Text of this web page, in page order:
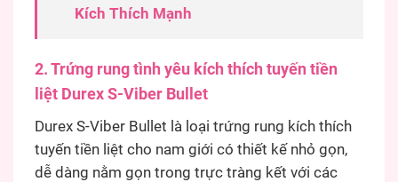
Kích Thích Mạnh
2. Trứng rung tình yêu kích thích tuyến tiền
liệt Durex S-Viber Bullet
Durex S-Viber Bullet là loại trứng rung kích thích
tuyến tiền liệt cho nam giới có thiết kế nhỏ gọn,
dễ dàng nằm gọn trong trực tràng kết với các